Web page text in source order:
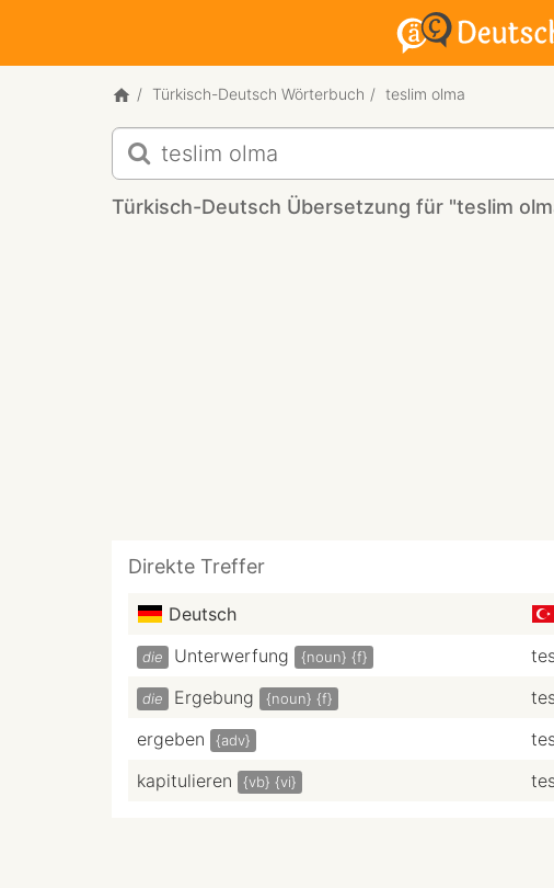
Türkisch-Deutsch Wörterbuch teslim olma
Türkisch-
Deutsch
Übersetzung
für
Türkisch-Deutsch Übersetzung für "teslim
Direkte Treffer
Deutsch
die Unterwerfung {noun} {f}
die Ergebung {noun} {f}
ergeben {adv}
kapitulieren {vb} {vi}